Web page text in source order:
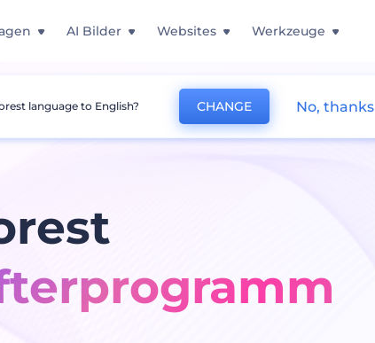
AI Bilder Websites Werkzeuge
language to English? CHANGE No, thanks